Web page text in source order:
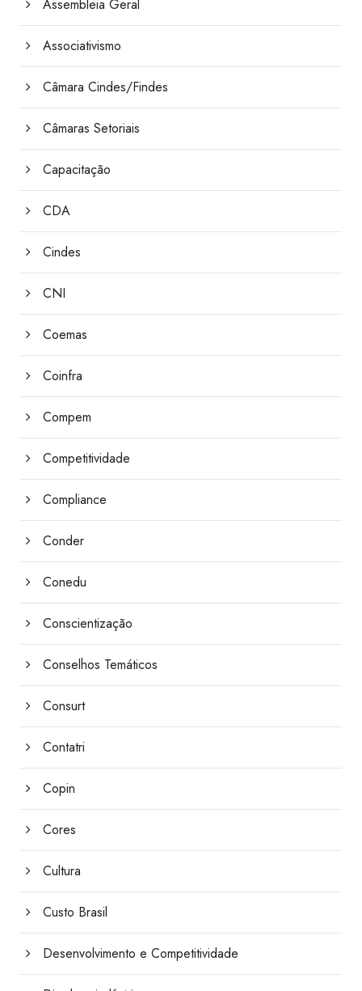
Assembleia Geral
Associativismo
Câmara Cindes/Findes
Câmaras Setoriais
Capacitação
CDA
Cindes
CNI
Coemas
Coinfra
Compem
Competitividade
Compliance
Conder
Conedu
Conscientização
Conselhos Temáticos
Consurt
Contatri
Copin
Cores
Cultura
Custo Brasil
Desenvolvimento e Competitividade